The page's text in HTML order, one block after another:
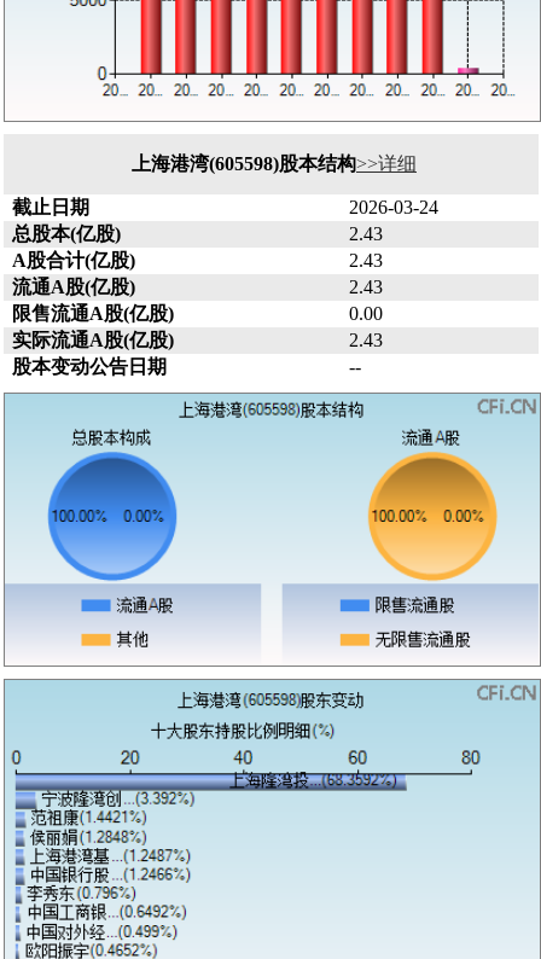
上海港湾(605598)股本结构>>详细
截止日期
2026-03-24
总股本(亿股)
2.43
A股合计(亿股)
2.43
流通A股(亿股)
2.43
限售流通A股(亿股)
0.00
实际流通A股(亿股)
2.43
股本变动公告日期
--